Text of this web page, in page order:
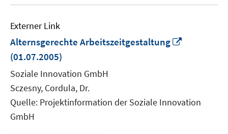
Externer Link
Alternsgerechte Arbeitszeitgestaltung
(01.07.2005)
Soziale Innovation GmbH
Sczesny, Cordula, Dr.
Quelle: Projektinformation der Soziale Innovation
GmbH